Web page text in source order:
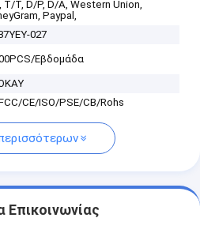
Τ/Τ, D/P, D/A, Western Union,
Paypal,
027
Εβδομάδα
CE/ISO/PSE/CB/Rohs
Επικοινωνίας